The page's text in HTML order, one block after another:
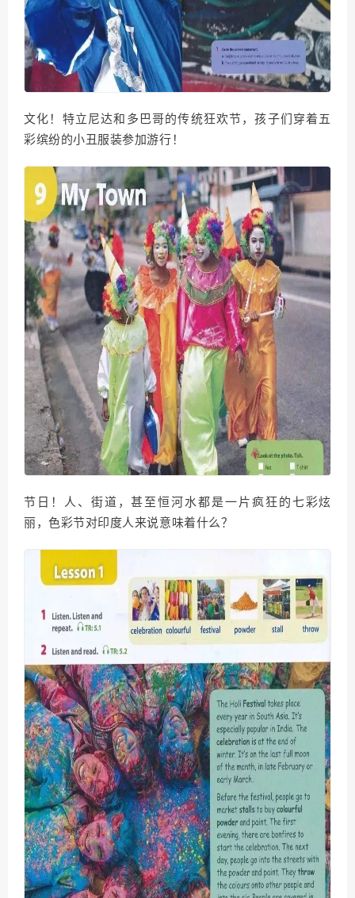
文化！特立尼达和多巴哥的传统狂欢节，孩子们穿着五
彩缤纷的小丑服装参加游行！
节日！人、街道，甚至恒河水都是一片疯狂的七彩炫
丽，色彩节对印度人来说意味着什么？